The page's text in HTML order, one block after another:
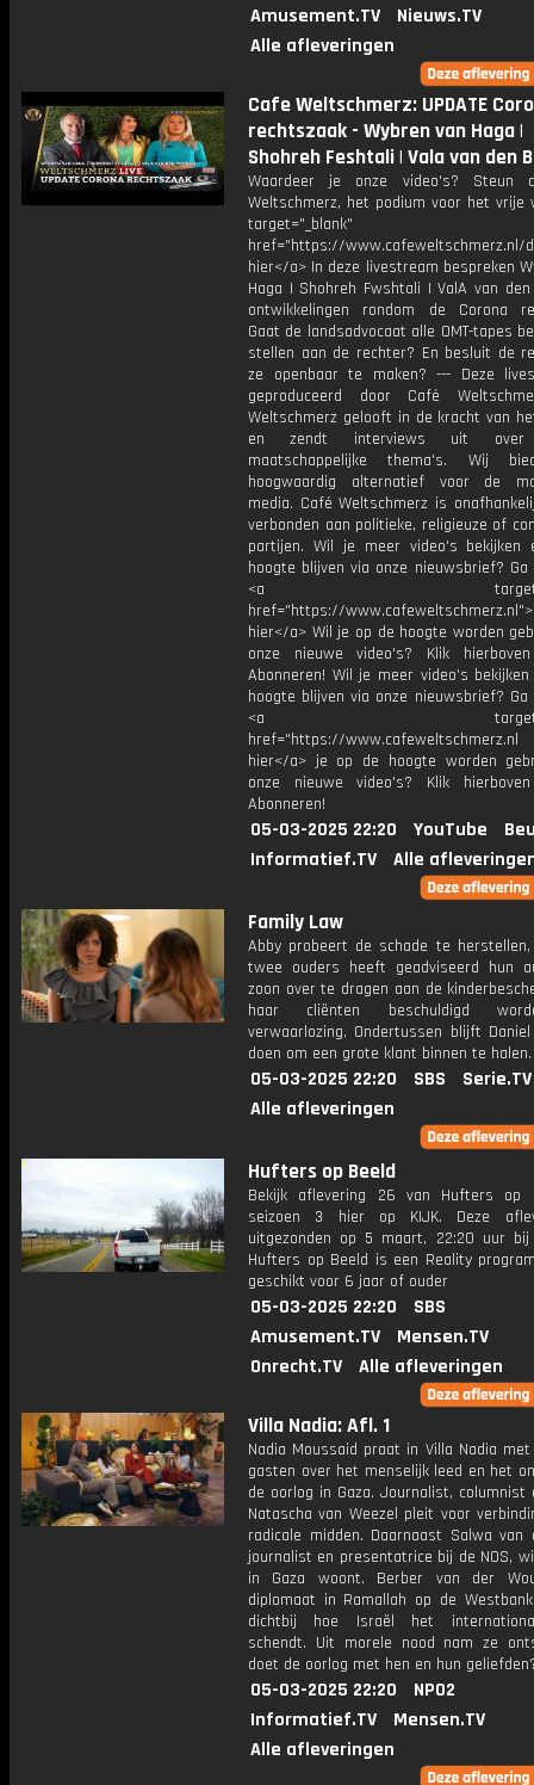
Amusement.TV
Nieuws.TV
Alle afleveringen
Cafe Weltschmerz: UPDATE
rechtszaak - Wybren van Haga |
Shohreh Feshtali | Vala van den B
Waardeer je onze video's? Steun
Weltschmerz, het podium voor het vrije
target="_blank"
href="https://www.cafeweltschmerz.nl/
hier</a> In deze livestream bespreken
Haga | Shohreh Fwshtali | ValA van
ontwikkelingen rondom de Corona
Gaat de landsadvocaat alle OMT-tapes
stellen aan de rechter? En besluit de
ze openbaar te maken? --- Deze
geproduceerd door Café
Weltschmerz gelooft in de kracht van
en zendt interviews uit over
maatschappelijke thema's. Wij
hoogwaardig alternatief voor de
media. Café Weltschmerz is
verbonden aan politieke, religieuze of
partijen. Wil je meer video's bekijken
hoogte blijven via onze nieuwsbrief? Ga
<a
href="https://
hier</a> Wil je op de hoogte worden
onze nieuwe video's? Klik
Abonneren! Wil je meer video's
hoogte blijven via onze nieuwsbrief? Ga
<a
href="https://www.cafeweltschmerz.nl
hier</a> je op de hoogte worden
onze nieuwe video's? Klik
Abonneren!
05-03-2025 22:20 YouTube
Informatief.TV
Alle
Family Law
Abby probeert de schade te
twee ouders heeft geadviseerd hun
zoon over te dragen aan ​​de
haar cliënten beschuldigd
verwaarlozing. Ondertussen blijft
doen om een grote klant binnen te halen.
05-03-2025 22:20 SBS
Serie.TV
Alle afleveringen
Hufters op Beeld
Bekijk aflevering 26 van Hufters op
seizoen 3 hier op KIJK. Deze
uitgezonden op 5 maart, 22:20 uur bij
Hufters op Beeld is een Reality
geschikt voor 6 jaar of ouder
05-03-2025 22:20
SBS
Amusement.TV
Mensen.TV
Onrecht.TV
Alle afleveringen
Villa Nadia: Afl. 1
Nadia Moussaid praat in Villa Nadia
gasten over het menselijk leed en het
de oorlog in Gaza. Journalist, columnist
Natascha van Weezel pleit voor
radicale midden. Daarnaast Salwa van
journalist en presentatrice bij de NOS,
in Gaza woont. Berber van der
diplomaat in Ramallah op de
dichtbij hoe Israël het
schendt. Uit morele nood nam ze
doet de oorlog met hen en hun
05-03-2025 22:20
NPO2
Informatief.TV
Mensen.TV
Alle afleveringen